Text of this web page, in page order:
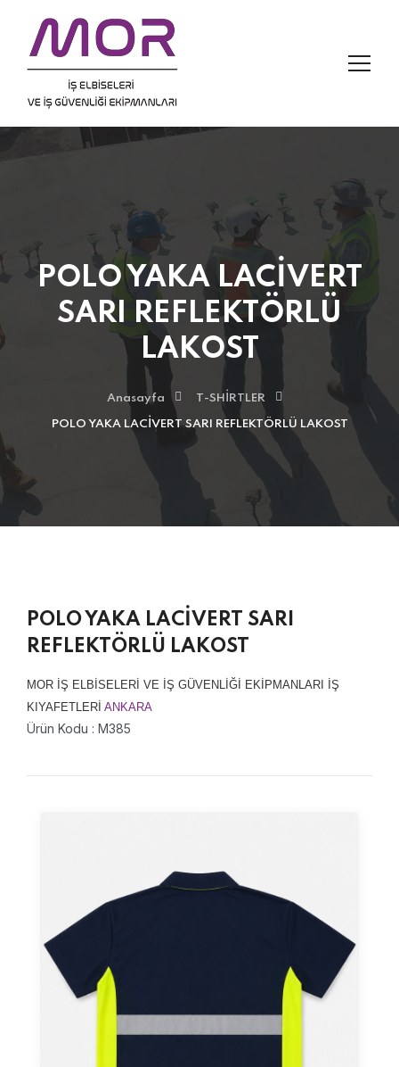
POLO YAKA LACİVERT
SARI REFLEKTÖRLÜ
LAKOST
Anasayfa T-SHİRTLER
POLO YAKA LACİVERT SARI REFLEKTÖRLÜ LAKOST
POLO YAKA LACİVERT SARI
REFLEKTÖRLÜ LAKOST
MOR İŞ ELBİSELERİ VE İŞ GÜVENLİĞİ EKİPMANLARI İŞ
KIYAFETLERİ ANKARA
Ürün Kodu : M385